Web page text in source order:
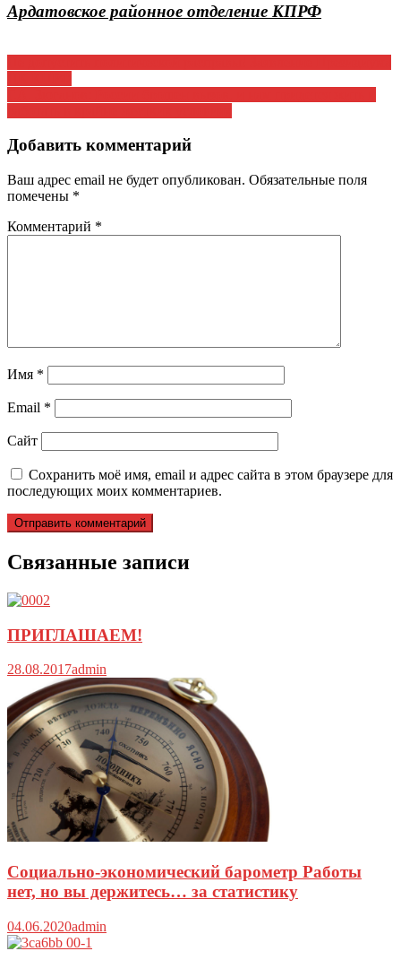
Ардатовское районное отделение КПРФ
Навигация
по
записям
Добавить комментарий
Ваш адрес email не будет опубликован. Обязательные поля
помечены *
Комментарий *
Имя *
Email *
Сайт
Сохранить моё имя, email и адрес сайта в этом браузере для
последующих моих комментариев.
Связанные записи
ПРИГЛАШАЕМ!
28.08.2017admin
Социально-экономический барометр Работы
нет, но вы держитесь… за статистику
04.06.2020admin